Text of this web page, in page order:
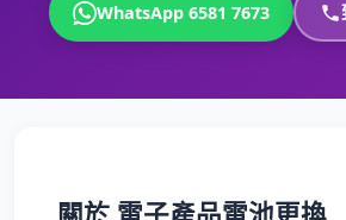
WhatsApp 6581 7673